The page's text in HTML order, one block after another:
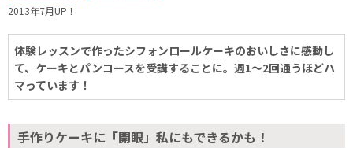
2013年7月UP！
体験レッスンで作ったシフォンロールケーキのおいしさに感動し
て、ケーキとパンコースを受講することに。週1～2回通うほどハ
マっています！
手作りケーキに「開眼」私にもできるかも！